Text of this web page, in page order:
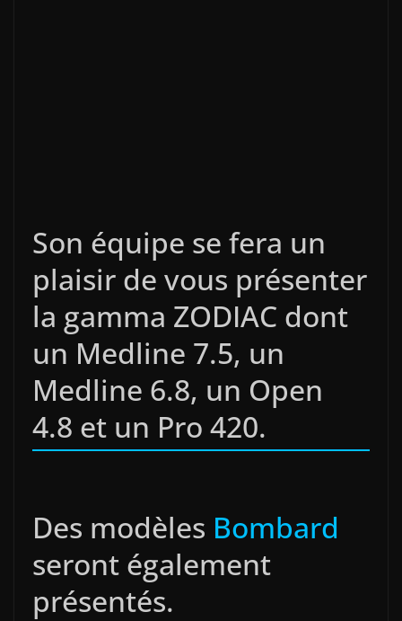
Son équipe se fera un
plaisir de vous présenter
la gamma ZODIAC dont
un Medline 7.5, un
Medline 6.8, un Open
4.8 et un Pro 420.
Des modèles Bombard
seront également
présentés.